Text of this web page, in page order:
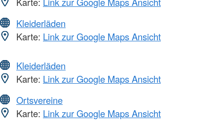
Kleiderläden
Karte: Link zur Google Maps Ansicht
Kleiderläden
Karte: Link zur Google Maps Ansicht
Ortsvereine
Karte: Link zur Google Maps Ansicht